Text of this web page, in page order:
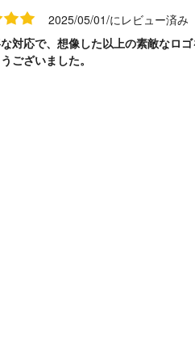
2025/05/01/にレビュー済み
対応で、想像した以上の素敵なロ
ございました。